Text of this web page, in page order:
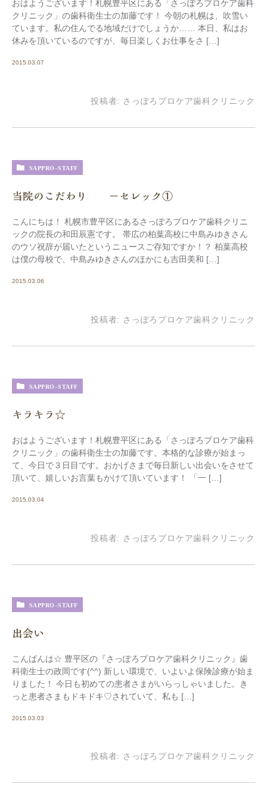
おはようございます！札幌豊平区にある「さっぽろプロケア歯科
クリニック」の歯科衛生士の加藤です！ 今朝の札幌は、吹雪い
ています。私の住んでる地域だけでしょうか…… 本日、私はお
休みを頂いているのですが、毎日楽しくお仕事をさ […]
2015.03.07
投稿者: さっぽろプロケア歯科クリニック
SAPPRO-STAFF
当院のこだわり －セレック①
こんにちは！ 札幌市豊平区にあるさっぽろプロケア歯科クリニ
ックの院長の和田辰憲です。 帯広の柏葉高校に中島みゆきさん
のウソ祝辞が届いたというニュースご存知ですか！？ 柏葉高校
は僕の母校で、中島みゆきさんのほかにも吉田美和 […]
2015.03.06
投稿者: さっぽろプロケア歯科クリニック
SAPPRO-STAFF
キラキラ☆
おはようございます！札幌豊平区にある「さっぽろプロケア歯科
クリニック」の歯科衛生士の加藤です。本格的な診療が始まっ
て、今日で３日目です。おかげさまで毎日新しい出会いをさせて
頂いて、嬉しいお言葉もかけて頂いています！ 「一 […]
2015.03.04
投稿者: さっぽろプロケア歯科クリニック
SAPPRO-STAFF
出会い
こんばんは☆ 豊平区の『さっぽろプロケア歯科クリニック』歯
科衛生士の政岡です(^^) 新しい環境で、いよいよ保険診療が始ま
りました！ 今日も初めての患者さまがいらっしゃいました。き
っと患者さまもドキドキ♡されていて、私も […]
2015.03.03
投稿者: さっぽろプロケア歯科クリニック